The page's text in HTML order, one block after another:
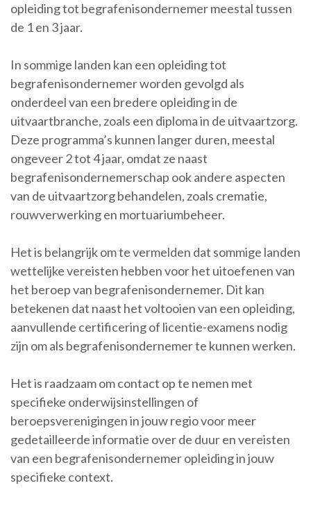
opleiding tot begrafenisondernemer meestal tussen
de 1 en 3 jaar.
In sommige landen kan een opleiding tot
begrafenisondernemer worden gevolgd als
onderdeel van een bredere opleiding in de
uitvaartbranche, zoals een diploma in de uitvaartzorg.
Deze programma’s kunnen langer duren, meestal
ongeveer 2 tot 4 jaar, omdat ze naast
begrafenisondernemerschap ook andere aspecten
van de uitvaartzorg behandelen, zoals crematie,
rouwverwerking en mortuariumbeheer.
Het is belangrijk om te vermelden dat sommige landen
wettelijke vereisten hebben voor het uitoefenen van
het beroep van begrafenisondernemer. Dit kan
betekenen dat naast het voltooien van een opleiding,
aanvullende certificering of licentie-examens nodig
zijn om als begrafenisondernemer te kunnen werken.
Het is raadzaam om contact op te nemen met
specifieke onderwijsinstellingen of
beroepsverenigingen in jouw regio voor meer
gedetailleerde informatie over de duur en vereisten
van een begrafenisondernemer opleiding in jouw
specifieke context.